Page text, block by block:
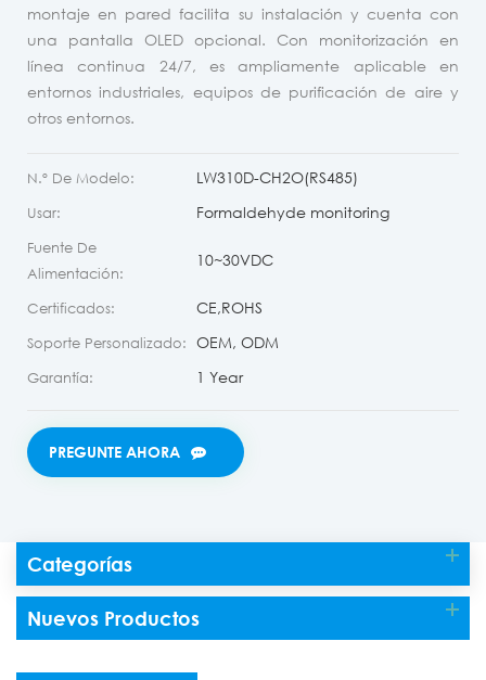
montaje en pared facilita su instalación y cuenta con
una pantalla OLED opcional. Con monitorización en
línea continua 24/7, es ampliamente aplicable en
entornos industriales, equipos de purificación de aire y
otros entornos.
N.º De Modelo: LW310D-CH2O(RS485)
Usar: Formaldehyde monitoring
Fuente De
Alimentación:
10~30VDC
Certificados: CE,ROHS
Soporte Personalizado: OEM, ODM
Garantía: 1 Year
PREGUNTE AHORA
Categorías
Nuevos Productos